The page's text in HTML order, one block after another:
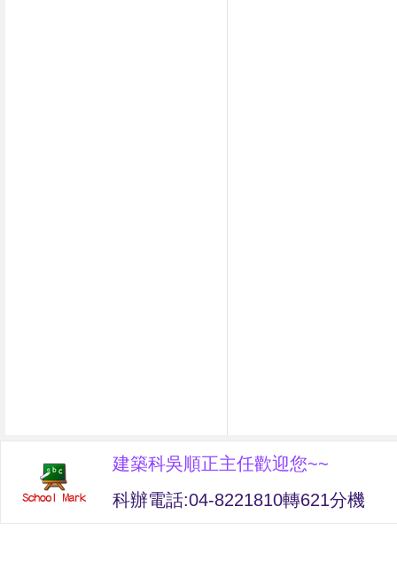
建築科吳順正主任歡迎您~~
科辦電話:04-8221810轉621分機